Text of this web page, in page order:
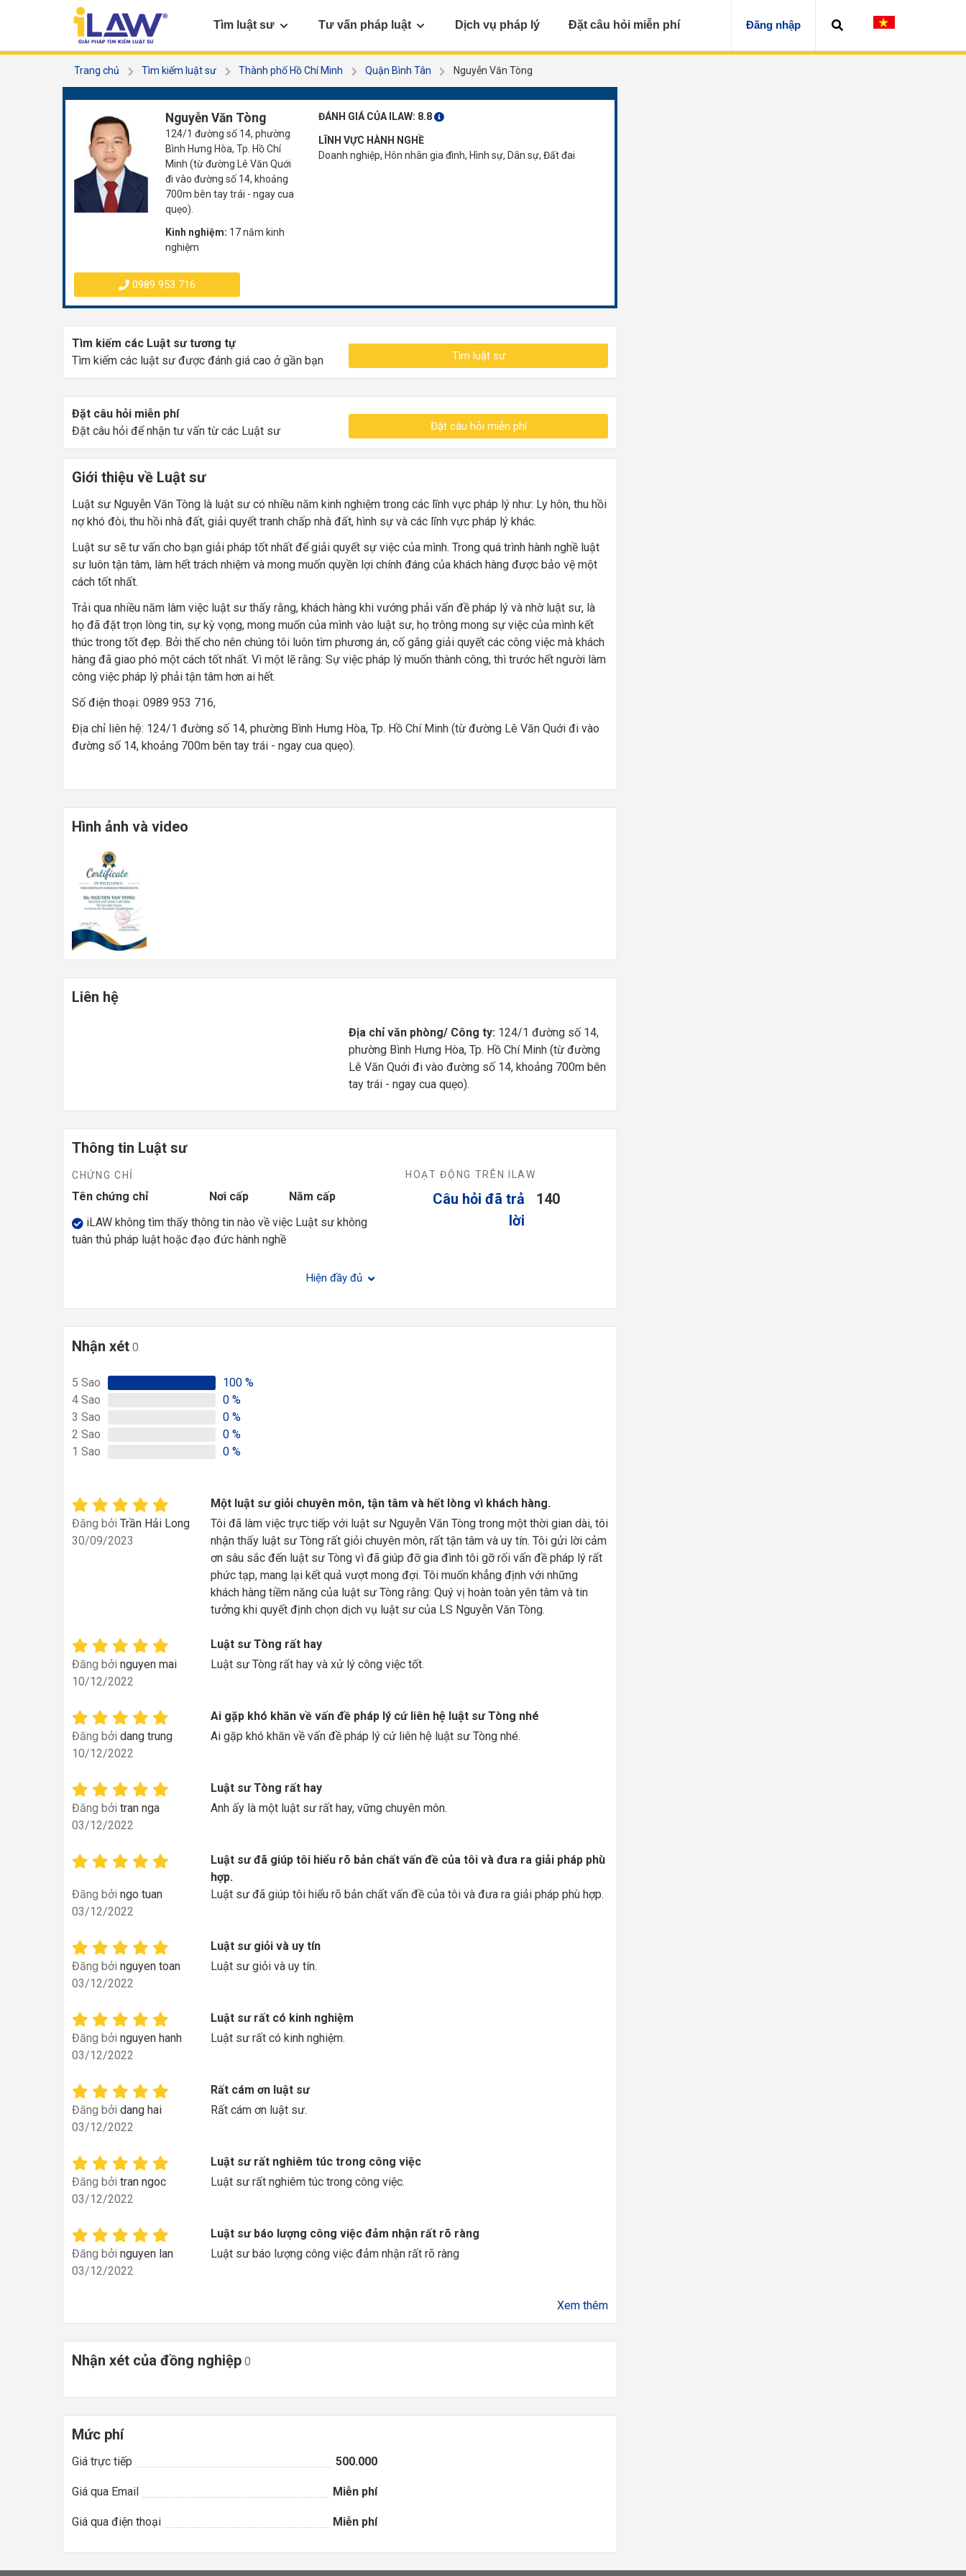
Tìm luật sư Tư vấn pháp luật Dịch vụ pháp lý Đặt câu hỏi miễn phí Đăng nhập
Trang chủ Tìm kiếm luật sư Thành phố Hồ Chí Minh Quận Bình Tân Nguyễn Văn Tòng
Nguyễn Văn Tòng
124/1 đường số 14, phường
Bình Hưng Hòa, Tp. Hồ Chí
Minh (từ đường Lê Văn Quới
đi vào đường số 14, khoảng
700m bên tay trái - ngay cua
quẹo).
Kinh nghiệm: 17 năm kinh
nghiệm
ĐÁNH GIÁ CỦA ILAW: 8.8
LĨNH VỰC HÀNH NGHỀ
Doanh nghiệp, Hôn nhân gia đình, Hình sự, Dân sự, Đất đai
0989 953 716
Tìm kiếm các Luật sư tương tự
Tìm kiếm các luật sư được đánh giá cao ở gần bạn
Tìm luật sư
Đặt câu hỏi miễn phí
Đặt câu hỏi để nhận tư vấn từ các Luật sư
Đặt câu hỏi miễn phí
Giới thiệu về Luật sư
Luật sư Nguyễn Văn Tòng là luật sư có nhiều năm kinh nghiệm trong các lĩnh vực pháp lý như: Ly hôn, thu hồi
nợ khó đòi, thu hồi nhà đất, giải quyết tranh chấp nhà đất, hình sự và các lĩnh vực pháp lý khác.
Luật sư sẽ tư vấn cho bạn giải pháp tốt nhất để giải quyết sự việc của mình. Trong quá trình hành nghề luật
sư luôn tận tâm, làm hết trách nhiệm và mong muốn quyền lợi chính đáng của khách hàng được bảo vệ một
cách tốt nhất.
Trải qua nhiều năm làm việc luật sư thấy rằng, khách hàng khi vướng phải vấn đề pháp lý và nhờ luật sư, là
họ đã đặt trọn lòng tin, sự kỳ vọng, mong muốn của mình vào luật sư, họ trông mong sự việc của mình kết
thúc trong tốt đẹp. Bởi thế cho nên chúng tôi luôn tìm phương án, cố gắng giải quyết các công việc mà khách
hàng đã giao phó một cách tốt nhất. Vì một lẽ rằng: Sự việc pháp lý muốn thành công, thì trước hết người làm
công việc pháp lý phải tận tâm hơn ai hết.
Số điện thoại: 0989 953 716,
Địa chỉ liên hệ: 124/1 đường số 14, phường Bình Hưng Hòa, Tp. Hồ Chí Minh (từ đường Lê Văn Quới đi vào
đường số 14, khoảng 700m bên tay trái - ngay cua quẹo).
Hình ảnh và video
Liên hệ
Địa chỉ văn phòng/ Công ty: 124/1 đường số 14,
phường Bình Hưng Hòa, Tp. Hồ Chí Minh (từ đường
Lê Văn Quới đi vào đường số 14, khoảng 700m bên
tay trái - ngay cua quẹo).
Thông tin Luật sư
CHỨNG CHỈ
Tên chứng chỉ Nơi cấp
Năm cấp
iLAW không tìm thấy thông tin nào về việc Luật sư không
tuân thủ pháp luật hoặc đạo đức hành nghề
HOẠT ĐỘNG TRÊN ILAW
Câu hỏi đã trả
lời
140
Hiện đầy đủ
Nhận xét 0
5 Sao 100 %
4 Sao 0 %
3 Sao 0 %
2 Sao 0 %
1 Sao 0 %
Một luật sư giỏi chuyên môn, tận tâm và hết lòng vì khách hàng.
Đăng bởi Trần Hải Long
30/09/2023
Tôi đã làm việc trực tiếp với luật sư Nguyễn Văn Tòng trong một thời gian dài, tôi
nhận thấy luật sư Tòng rất giỏi chuyên môn, rất tận tâm và uy tín. Tôi gửi lời cảm
ơn sâu sắc đến luật sư Tòng vì đã giúp đỡ gia đình tôi gỡ rối vấn đề pháp lý rất
phức tạp, mang lại kết quả vượt mong đợi. Tôi muốn khẳng định với những
khách hàng tiềm năng của luật sư Tòng rằng: Quý vị hoàn toàn yên tâm và tin
tưởng khi quyết định chọn dịch vụ luật sư của LS Nguyễn Văn Tòng.
Luật sư Tòng rất hay
Đăng bởi nguyen mai
10/12/2022
Luật sư Tòng rất hay và xử lý công việc tốt.
Ai gặp khó khăn về vấn đề pháp lý cứ liên hệ luật sư Tòng nhé
Đăng bởi dang trung
10/12/2022
Ai gặp khó khăn về vấn đề pháp lý cứ liên hệ luật sư Tòng nhé.
Luật sư Tòng rất hay
Đăng bởi tran nga
03/12/2022
Anh ấy là một luật sư rất hay, vững chuyên môn.
Luật sư đã giúp tôi hiểu rõ bản chất vấn đề của tôi và đưa ra giải pháp phù
hợp.
Đăng bởi ngo tuan
03/12/2022
Luật sư đã giúp tôi hiểu rõ bản chất vấn đề của tôi và đưa ra giải pháp phù hợp.
Luật sư giỏi và uy tín
Đăng bởi nguyen toan
03/12/2022
Luật sư giỏi và uy tín.
Luật sư rất có kinh nghiệm
Đăng bởi nguyen hanh
03/12/2022
Luật sư rất có kinh nghiệm.
Rất cám ơn luật sư
Đăng bởi dang hai
03/12/2022
Rất cám ơn luật sư.
Luật sư rất nghiêm túc trong công việc
Đăng bởi tran ngoc
03/12/2022
Luật sư rất nghiêm túc trong công việc.
Luật sư báo lượng công việc đảm nhận rất rõ ràng
Đăng bởi nguyen lan
03/12/2022
Luật sư báo lượng công việc đảm nhận rất rõ ràng
Xem thêm
Nhận xét của đồng nghiệp 0
Mức phí
Giá trực tiếp 500.000
Giá qua Email Miễn phí
Giá qua điện thoại Miễn phí